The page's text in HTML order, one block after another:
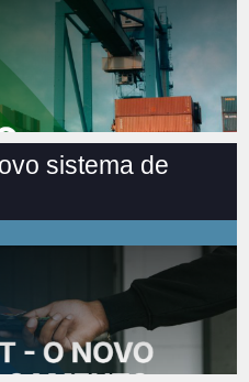
sistema de